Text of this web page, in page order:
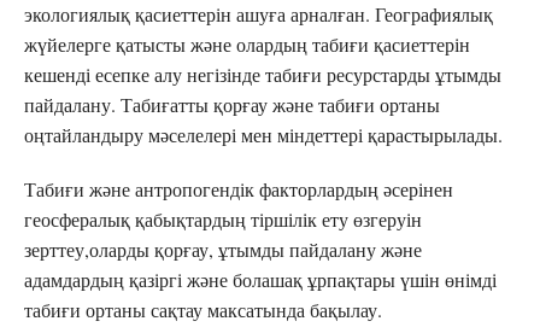
экологиялық қасиеттерін ашуға арналған. Географиялық
жүйелерге қатысты және олардың табиғи қасиеттерін
кешенді есепке алу негізінде табиғи ресурстарды ұтымды
пайдалану. Табиғатты қорғау және табиғи ортаны
оңтайландыру мәселелері мен міндеттері қарастырылады.
Табиғи және антропогендік факторлардың әсерінен
геосфералық қабықтардың тіршілік ету өзгеруін
зерттеу,оларды қорғау, ұтымды пайдалану және
адамдардың қазіргі және болашақ ұрпақтары үшін өнімді
табиғи ортаны сақтау максатында бақылау.